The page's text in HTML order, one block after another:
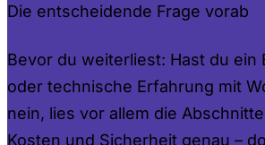
Die entscheidende Frage vorab
Bevor du weiterliest: Hast du ein
oder technische Erfahrung mit
nein, lies vor allem die
Kosten und Sicherheit genau –